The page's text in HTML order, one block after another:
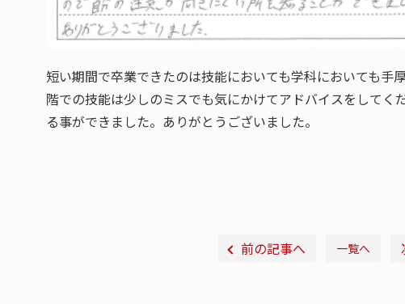
短い期間で卒業できたのは技能においても学科においても手
階での技能は少しのミスでも気にかけてアドバイスをしてく
る事ができました。ありがとうございました。
前の記事へ 一覧へ